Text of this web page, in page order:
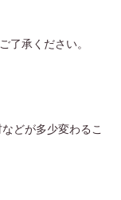
了承ください。
どが多少変わるこ